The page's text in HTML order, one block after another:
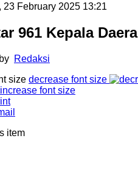
Dua
Juli 2026. Komitmen PT
layanan perbankan
23 February 2025 13:21
961 Kepala
Redaksi
size decrease font size
item